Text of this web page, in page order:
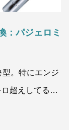
：パジェロミ
。特にエンジ
超えしてるの
たので、点火